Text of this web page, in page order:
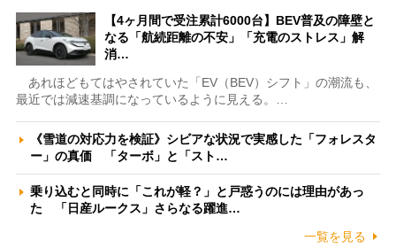
【4ヶ月間で受注累計6000台】BEV普及の障壁と
なる「航続距離の不安」「充電のストレス」解
消…
あれほどもてはやされていた「EV（BEV）シフト」の潮流も、
最近では減速基調になっているように見える。…
《雪道の対応力を検証》シビアな状況で実感した「フォレスタ
ー」の真価 「ターボ」と「スト…
乗り込むと同時に「これが軽？」と戸惑うのには理由があっ
た 「日産ルークス」さらなる躍進…
一覧を見る